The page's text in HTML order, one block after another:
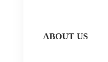
ABOUT US